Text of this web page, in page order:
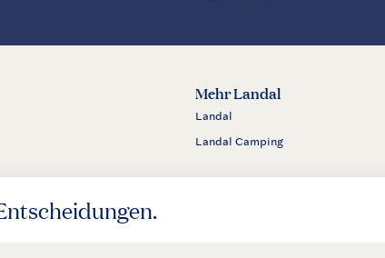
Mehr Landal
Landal
Landal Camping